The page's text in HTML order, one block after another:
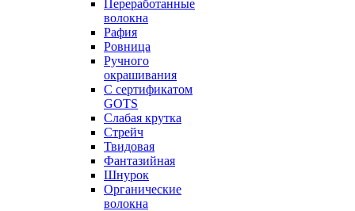
Переработанные
волокна
Рафия
Ровница
Ручного
окрашивания
С сертификатом
GOTS
Слабая крутка
Стрейч
Твидовая
Фантазийная
Шнурок
Органические
волокна